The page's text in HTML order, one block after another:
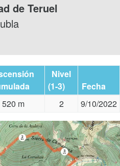
de Teruel
Nivel
(1-3)
Fecha
520 m 2 9/10/2022